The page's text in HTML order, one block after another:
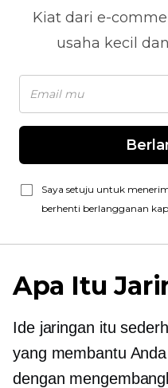
Kiat dari e-
usaha kecil
Saya setuju untuk
berhenti berlangganan
Apa Itu
Ide jaringan itu
yang membantu
dengan